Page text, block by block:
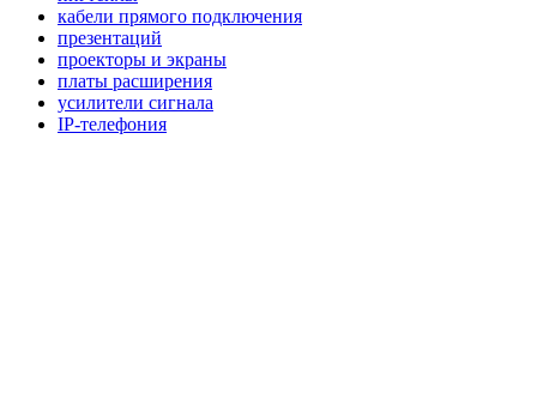
кабели прямого подключения
презентаций
проекторы и экраны
платы расширения
усилители сигнала
IP-телефония